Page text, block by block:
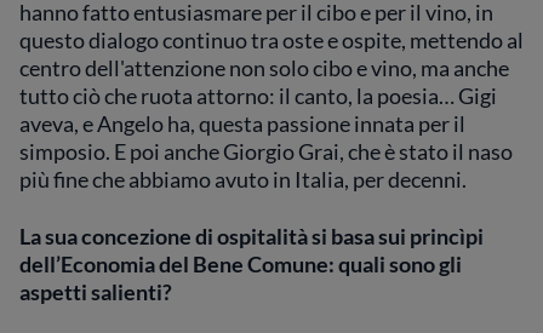
hanno fatto entusiasmare per il cibo e per il vino, in
questo dialogo continuo tra oste e ospite, mettendo al
centro dell'attenzione non solo cibo e vino, ma anche
tutto ciò che ruota attorno: il canto, la poesia… Gigi
aveva, e Angelo ha, questa passione innata per il
simposio. E poi anche Giorgio Grai, che è stato il naso
più fine che abbiamo avuto in Italia, per decenni.
La sua concezione di ospitalità si basa sui princìpi
dell’Economia del Bene Comune: quali sono gli
aspetti salienti?